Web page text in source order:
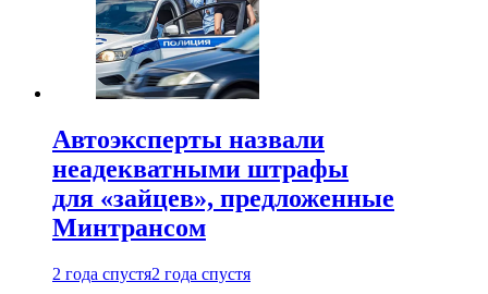
Автоэксперты назвали
неадекватными штрафы
для «зайцев», предложенные
Минтрансом
2 года спустя2 года спустя